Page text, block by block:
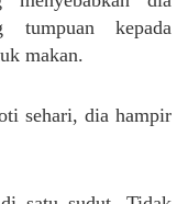
tumpuan kepada
makan.
sehari, dia hampir